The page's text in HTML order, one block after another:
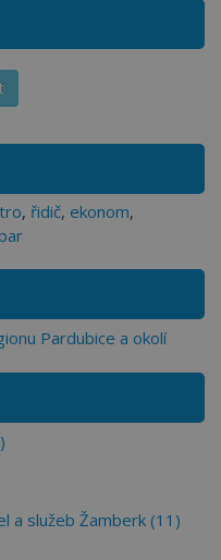
, řidič, ekonom,
Pardubice a okolí
a služeb Žamberk (11)